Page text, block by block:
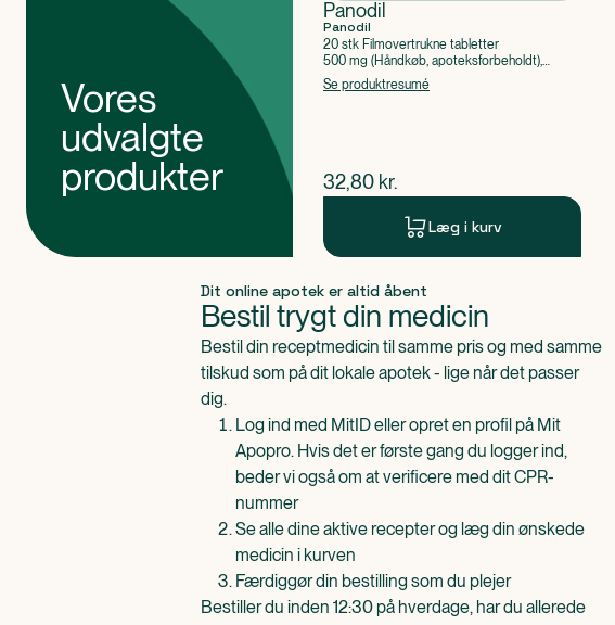
Vores
udvalgte
produkter
Panodil
Panodil
20 stk Filmovertrukne tabletter
500 mg (Håndkøb, apoteksforbeholdt),
Paracetamol
Se produktresumé
$nuværende pris
32,80 kr.
Læg i kurv
Dit online apotek er altid åbent
Bestil trygt din medicin
Bestil din receptmedicin til samme pris og med samme
tilskud som på dit lokale apotek - lige når det passer
dig.
Log ind med MitID eller opret en profil på Mit
Apopro. Hvis det er første gang du logger ind,
beder vi også om at verificere med dit CPR-
nummer
Se alle dine aktive recepter og læg din ønskede
medicin i kurven
Færdiggør din bestilling som du plejer
Bestiller du inden 12:30 på hverdage, har du allerede